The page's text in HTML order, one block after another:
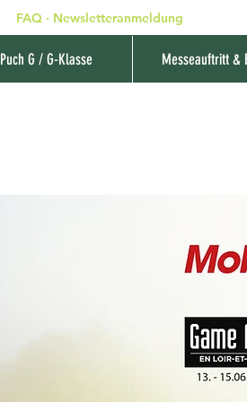
FAQ · Newsletteranmeldung
Puch G / G-Klasse Messeauftritt &